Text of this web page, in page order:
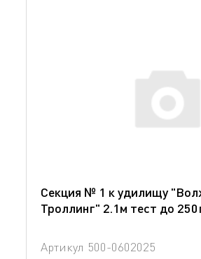
Секция № 1 к удилищу
Троллинг" 2.1м тест до
Артикул 500-0602025